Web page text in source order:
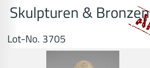
Skulpturen & Bronzen
Lot-No. 3705